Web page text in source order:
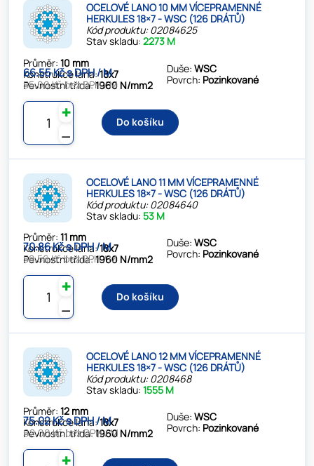
OCELOVÉ LANO 10 MM VÍCEPRAMENNÉ
HERKULES 18×7 - WSC (126 DRÁTŮ)
Kód produktu: 02084625
Stav skladu:2273 M
Průměr:10 mm
Konstrukce lana:18x7
Pevnostní třída:1960 N/mm2
Duše:WSC
Povrch: Pozinkované
66.55 Kč s DPH / M
55.00 Kč bez DPH / M
⚊
✚
Do košíku
OCELOVÉ LANO 11 MM VÍCEPRAMENNÉ
HERKULES 18×7 - WSC (126 DRÁTŮ)
Kód produktu: 02084640
Stav skladu:53 M
Průměr:11 mm
Konstrukce lana:18x7
Pevnostní třída:1960 N/mm2
Duše:WSC
Povrch: Pozinkované
70.86 Kč s DPH / M
58.56 Kč bez DPH / M
⚊
✚
Do košíku
OCELOVÉ LANO 12 MM VÍCEPRAMENNÉ
HERKULES 18×7 - WSC (126 DRÁTŮ)
Kód produktu: 0208468
Stav skladu:1555 M
Průměr:12 mm
Konstrukce lana:18x7
Pevnostní třída:1960 N/mm2
Duše:WSC
Povrch: Pozinkované
75.02 Kč s DPH / M
62.00 Kč bez DPH / M
✚